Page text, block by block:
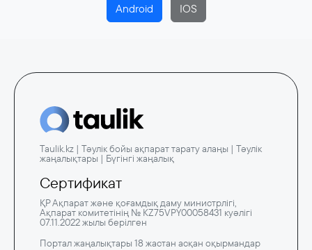
Android IOS
Taulik.kz | Тәулік бойы ақпарат тарату алаңы | Тәулік
жаңалықтары | Бүгінгі жаңалық
Сертификат
ҚР Ақпарат және қоғамдық даму министрлігі,
Ақпарат комитетінің № KZ75VPY00058431 куәлігі
07.11.2022 жылы берілген
Портал жаңалықтары 18 жастан асқан оқырмандар